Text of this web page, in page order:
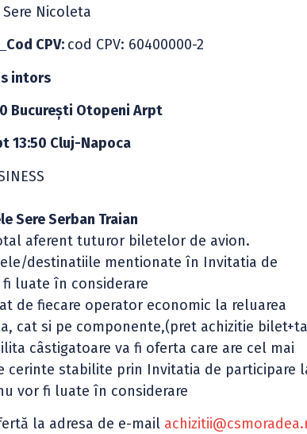
Sere Nicoleta
Cod CPV: cod CPV: 60400000-2
intors
Bucureşti Otopeni Arpt
13:50 Cluj-Napoca
Sere Serban Traian
aferent tuturor biletelor de avion.
destinatiile mentionate în Invitatia de
luate în considerare
fiecare operator economic la reluarea
cat si pe componente,(pret achizitie
câstigatoare va fi oferta care are cel mai
stabilite prin Invitatia de participare
vor fi luate în considerare
la adresa de e-mail